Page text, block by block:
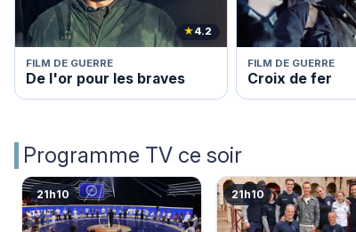
★4.2
FILM DE GUERRE
De l'or pour les braves
FILM DE GUERRE
Croix de fer
Programme TV ce soir
21h10 21h10